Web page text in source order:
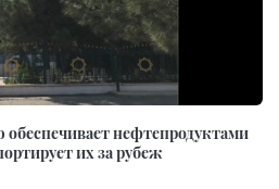
нефтепродуктами
их за рубеж